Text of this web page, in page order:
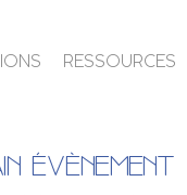
RESSOURCES
ÉVÈNEMENT